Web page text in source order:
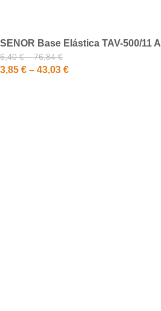
SENOR Base Elástica TAV-500/11 A
6,40€–76,84€
3,85 € – 43,03 €